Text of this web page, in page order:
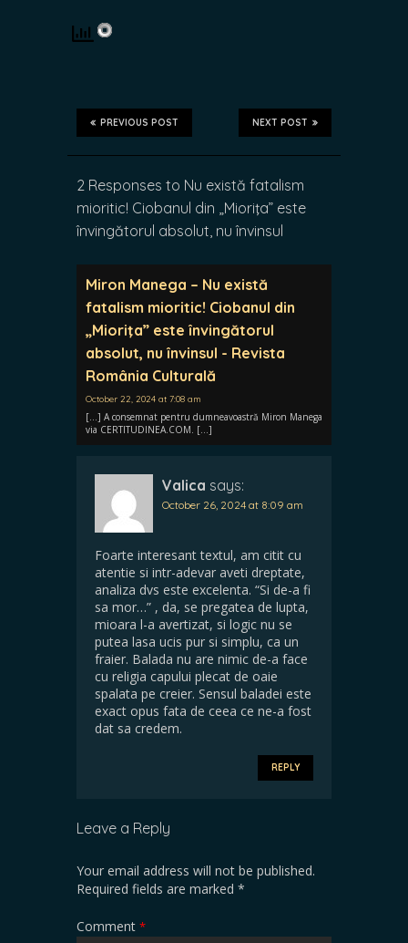
NEXT POST
PREVIOUS POST
2 Responses to Nu există fatalism
mioritic! Ciobanul din „Mioriţa” este
învingătorul absolut, nu învinsul
Miron Manega – Nu există
fatalism mioritic! Ciobanul din
„Mioriţa” este învingătorul
absolut, nu învinsul - Revista
România Culturală
October 22, 2024 at 7:08 am
[…] A consemnat pentru dumneavoastră Miron Manega
via CERTITUDINEA.COM. […]
Valica says:
October 26, 2024 at 8:09 am
Foarte interesant textul, am citit cu
atentie si intr-adevar aveti dreptate,
analiza dvs este excelenta. “Si de-a fi
sa mor…” , da, se pregatea de lupta,
mioara l-a avertizat, si logic nu se
putea lasa ucis pur si simplu, ca un
fraier. Balada nu are nimic de-a face
cu religia capului plecat de oaie
spalata pe creier. Sensul baladei este
exact opus fata de ceea ce ne-a fost
dat sa credem.
REPLY
Leave a Reply
Your email address will not be published.
Required fields are marked *
Comment *